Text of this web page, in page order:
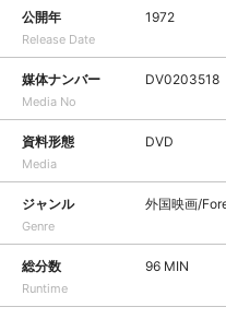
公開年
Release Date
1972
媒体ナンバー
Media No
DV0203518
資料形態
Media
DVD
ジャンル
Genre
外国映画/
総分数
Runtime
96 MIN